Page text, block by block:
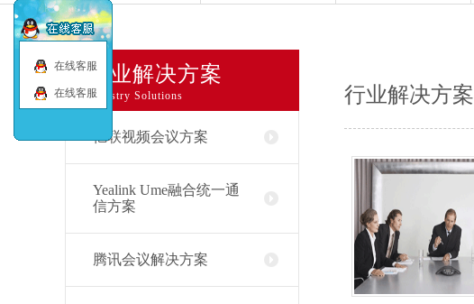
行业解决方案
Industry Solutions
亿联视频会议方案
Yealink Ume融合统一通
信方案
腾讯会议解决方案
行业解决方案
在线客服
在线客服